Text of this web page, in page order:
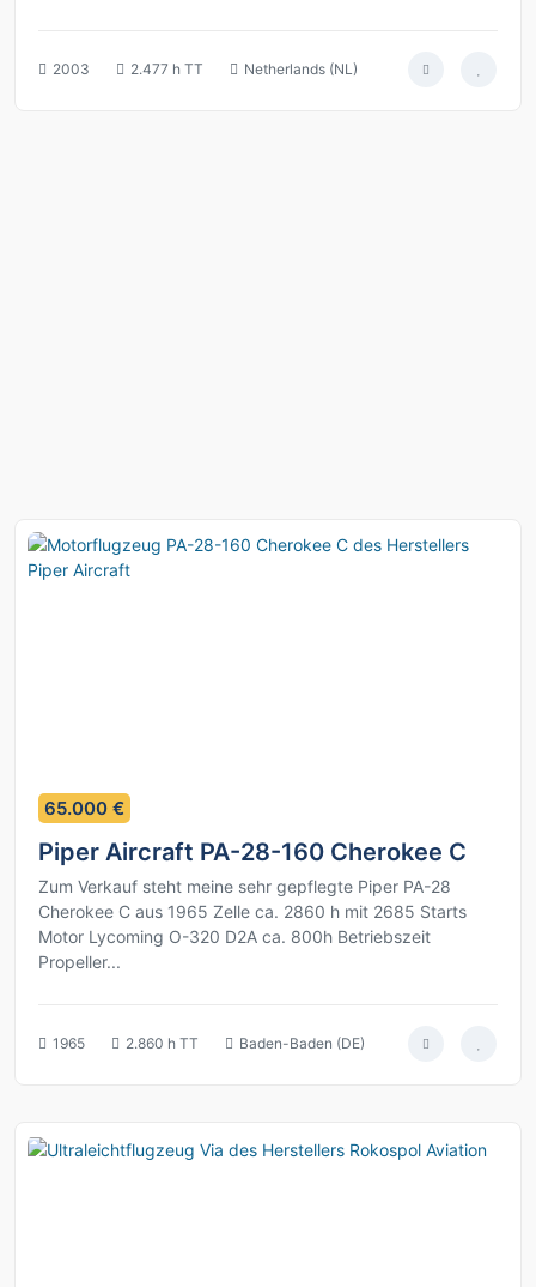
2003 2.477 h TT Netherlands (NL)
11
65.000 €
Piper Aircraft PA-28-160 Cherokee C
Zum Verkauf steht meine sehr gepflegte Piper PA-28
Cherokee C aus 1965 Zelle ca. 2860 h mit 2685 Starts
Motor Lycoming O-320 D2A ca. 800h Betriebszeit
Propeller...
1965 2.860 h TT Baden-Baden (DE)